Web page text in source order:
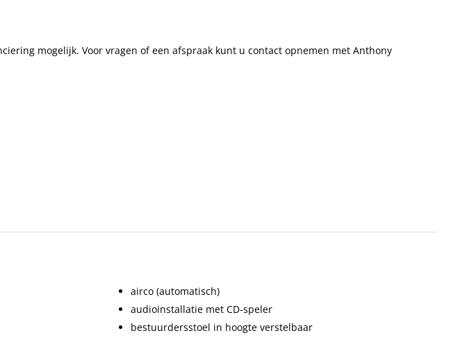
mogelijk. Voor vragen of een afspraak kunt u contact opnemen met Anthony
airco (automatisch)
audioinstallatie met CD-speler
bestuurdersstoel in hoogte verstelbaar